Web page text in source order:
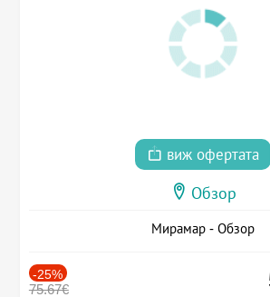
виж офертата
Обзор
Мирамар - Обзор
-25%
75.67€